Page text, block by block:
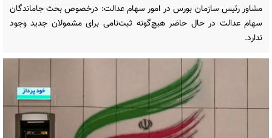
مشاور رئیس سازمان بورس در امور سهام عدالت: درخصوص بحث جاماندگان
سهام عدالت در حال حاضر هیچ‌گونه ثبت‌نامی برای مشمولان جدید وجود
ندارد.